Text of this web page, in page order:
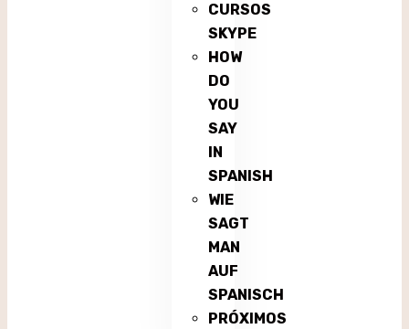
CURSOS
SKYPE
HOW
DO
YOU
SAY
IN
SPANISH
WIE
SAGT
MAN
AUF
SPANISCH
PRÓXIMOS